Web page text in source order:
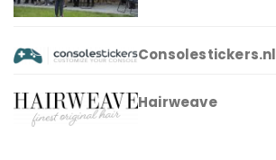
Consolestickers.nl
Hairweave